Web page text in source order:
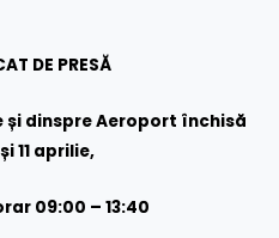
DE PRESĂ
dinspre Aeroport închisă
11 aprilie,
09:00 – 13:40